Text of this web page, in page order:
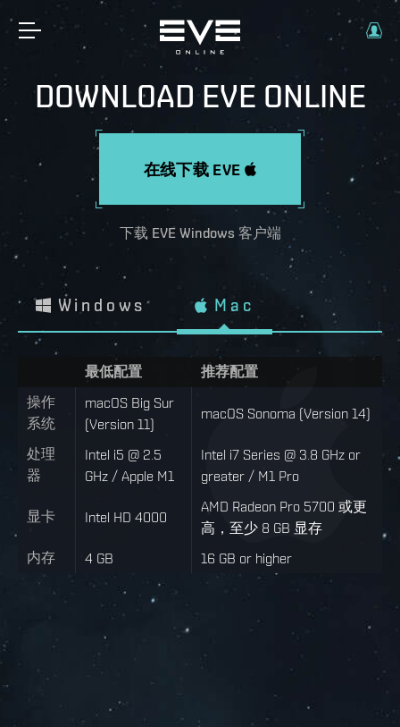
DOWNLOAD EVE ONLINE
在线下载 EVE
下载 EVE Windows 客户端
Windows Mac
最低配置
推荐配置
操作
系统
macOS Big Sur
(Version 11)
macOS Sonoma (Version 14)
处理
器
Intel i5 @ 2.5
GHz / Apple M1
Intel i7 Series @ 3.8 GHz or
greater / M1 Pro
显卡 Intel HD 4000
AMD Radeon Pro 5700 或更
高，至少 8 GB 显存
内存 4 GB 16 GB or higher